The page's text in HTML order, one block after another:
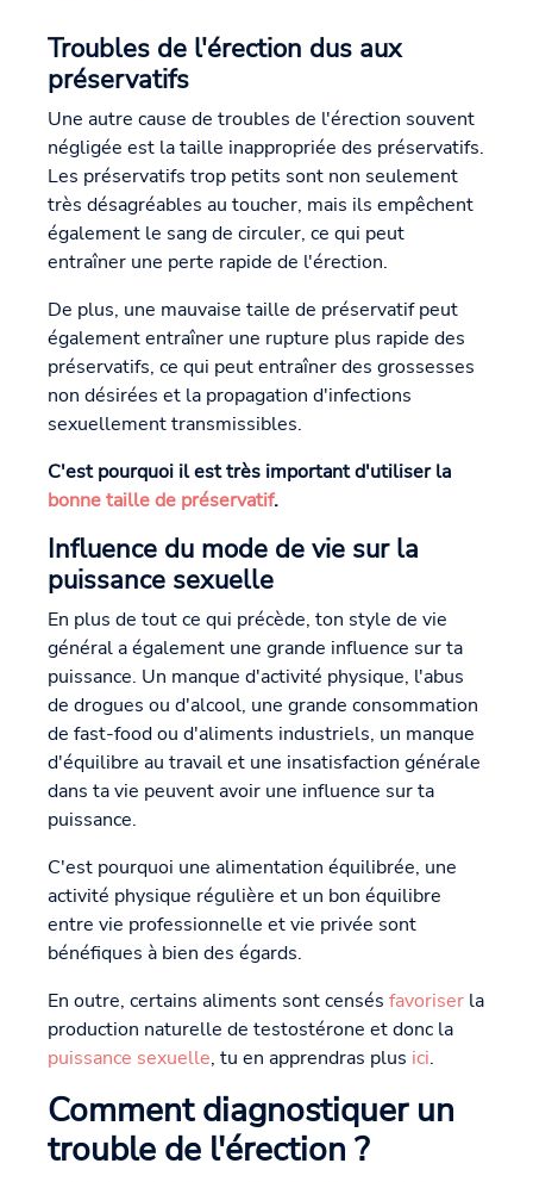
Troubles de l'érection dus aux
préservatifs
Une autre cause de troubles de l'érection souvent
négligée est la taille inappropriée des préservatifs.
Les préservatifs trop petits sont non seulement
très désagréables au toucher, mais ils empêchent
également le sang de circuler, ce qui peut
entraîner une perte rapide de l'érection.
De plus, une mauvaise taille de préservatif peut
également entraîner une rupture plus rapide des
préservatifs, ce qui peut entraîner des grossesses
non désirées et la propagation d'infections
sexuellement transmissibles.
C'est pourquoi il est très important d'utiliser la
bonne taille de préservatif.
Influence du mode de vie sur la
puissance sexuelle
En plus de tout ce qui précède, ton style de vie
général a également une grande influence sur ta
puissance. Un manque d'activité physique, l'abus
de drogues ou d'alcool, une grande consommation
de fast-food ou d'aliments industriels, un manque
d'équilibre au travail et une insatisfaction générale
dans ta vie peuvent avoir une influence sur ta
puissance.
C'est pourquoi une alimentation équilibrée, une
activité physique régulière et un bon équilibre
entre vie professionnelle et vie privée sont
bénéfiques à bien des égards.
En outre, certains aliments sont censés favoriser la
production naturelle de testostérone et donc la
puissance sexuelle, tu en apprendras plus ici.
Comment diagnostiquer un
trouble de l'érection ?